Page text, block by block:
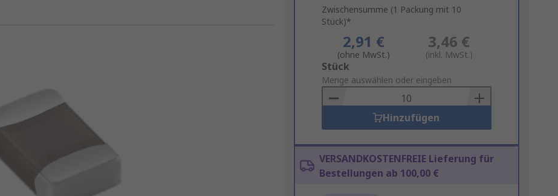
Zwischensumme (1 Packung mit 10
Stück)*
2,91 €
(ohne MwSt.)
3,46 €
(inkl. MwSt.)
Add
to
Basket
Stück
Menge auswählen oder eingeben
Hinzufügen
VERSANDKOSTENFREIE Lieferung für
Bestellungen ab 100,00 €